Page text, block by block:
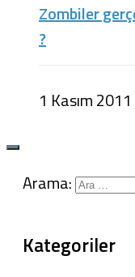
Zombiler
?
1 Kasım 2011
Arama:
Kategoriler